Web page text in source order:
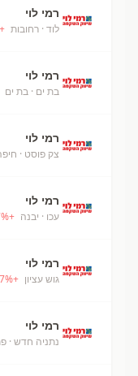
רמי לוי
לוד · רחובות +
רמי לוי
בת ים · בת ים
רמי לוי
צק פוסט ·
רמי לוי
עכו · יבנה +
%
רמי לוי
גוש עציון +
%
רמי לוי
נתניה חדש ·